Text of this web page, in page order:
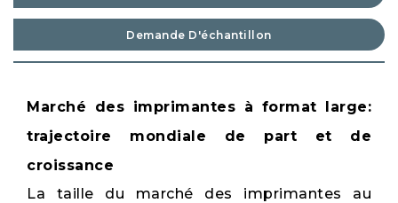
Demande D'échantillon
Marché des imprimantes à format large:
trajectoire mondiale de part et de
croissance
La taille du marché des imprimantes au